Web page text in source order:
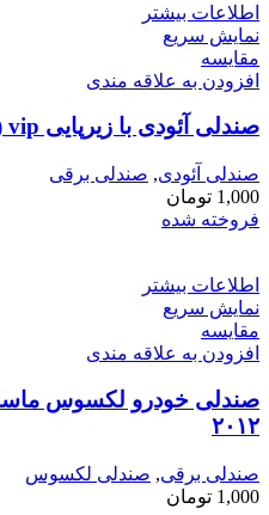
اطلاعات بیشتر
نمایش سریع
مقايسه
افزودن به علاقه مندی
صندلی آئودی با زیرپایی vip ( جلو و عقب گرمکن دار )
صندلی آئودی, صندلی برقی
1,000 تومان
فروخته شده
اطلاعات بیشتر
نمایش سریع
مقايسه
افزودن به علاقه مندی
صندلی خودرو لکسوس
۲۰۱۲
صندلی برقی, صندلی لکسوس
1,000 تومان